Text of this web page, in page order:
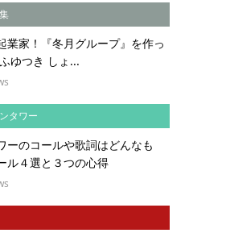
業家！『冬月グループ』を作っ
ゆつき しょ...
タワー
ーのコールや歌詞はどんなも
ル４選と３つの心得